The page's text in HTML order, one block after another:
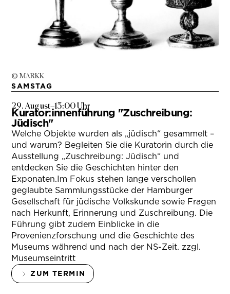
© MARKK
SAMSTAG
29. August–13:00 Uhr
Kurator:innenführung "Zuschreibung:
Jüdisch"
Welche Objekte wurden als „jüdisch“ gesammelt –
und warum? Begleiten Sie die Kuratorin durch die
Ausstellung „Zuschreibung: Jüdisch“ und
entdecken Sie die Geschichten hinter den
Exponaten.Im Fokus stehen lange verschollen
geglaubte Sammlungsstücke der Hamburger
Gesellschaft für jüdische Volkskunde sowie Fragen
nach Herkunft, Erinnerung und Zuschreibung. Die
Führung gibt zudem Einblicke in die
Provenienzforschung und die Geschichte des
Museums während und nach der NS-Zeit. zzgl.
Museumseintritt
ZUM TERMIN